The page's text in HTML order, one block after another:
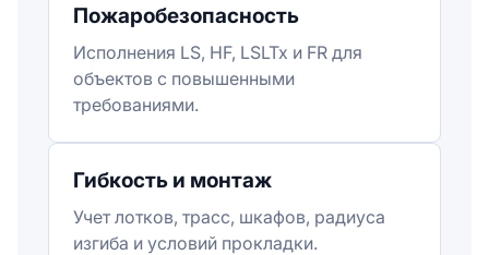
Пожаробезопасность
Исполнения LS, HF, LSLTx и FR для
объектов с повышенными
требованиями.
Гибкость и монтаж
Учет лотков, трасс, шкафов, радиуса
изгиба и условий прокладки.